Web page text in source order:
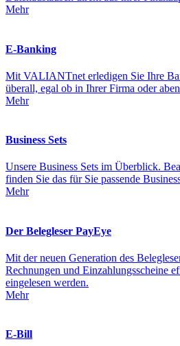
Mehr
E-Banking
Mit VALIANTnet erledigen Sie Ihre
überall, egal ob in Ihrer Firma oder
Mehr
Business Sets
Unsere Business Sets im Überblick.
finden Sie das für Sie passende
Mehr
Der Belegleser PayEye
Mit der neuen Generation des
Rechnungen und Einzahlungsscheine
eingelesen werden.
Mehr
E-Bill